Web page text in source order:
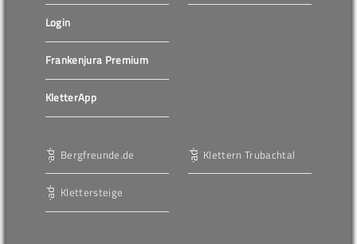
Login
Frankenjura Premium
KletterApp
Bergfreunde.de
Klettersteige
Klettern Trubachtal